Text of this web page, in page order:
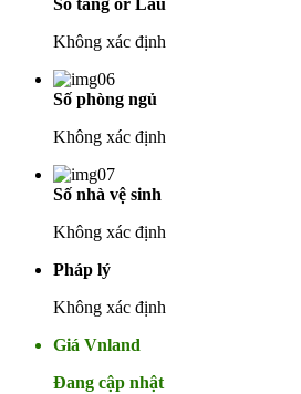
Số tầng or Lầu
Không xác định
Số phòng ngủ
Không xác định
Số nhà vệ sinh
Không xác định
Pháp lý
Không xác định
Giá Vnland
Đang cập nhật